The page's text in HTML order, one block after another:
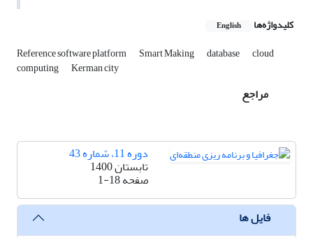
کلیدواژه‌ها English
Reference software platform Smart Making database cloud
computing Kerman city
مراجع
دوره 11، شماره 43
تابستان 1400
صفحه1-18
فایل ها